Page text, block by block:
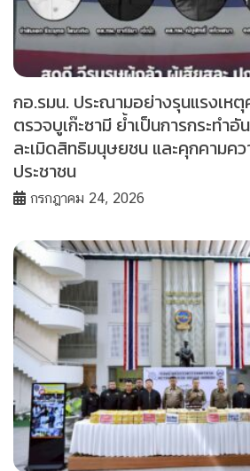
กอ.รมน. ประณามอย่างรุนแรงเห
ตรวจบูเก๊ะซามี ย้ำเป็นการกระทำ
ละเมิดสิทธิมนุษยชน และคุกคามค
ประชาชน
กรกฎาคม 24, 2026